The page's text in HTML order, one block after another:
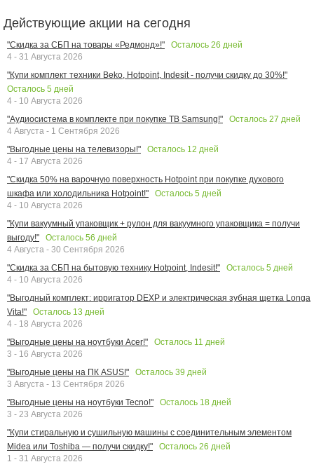
Действующие акции на сегодня
"Скидка за СБП на товары «Редмонд»!" Осталось 26 дней
4 - 31 Августа 2026
"Купи комплект техники Beko, Hotpoint, Indesit - получи скидку до 30%!"
Осталось 5 дней
4 - 10 Августа 2026
"Аудиосистема в комплекте при покупке ТВ Samsung!"
Осталось 27 дней
4 Августа - 1 Сентября 2026
"Выгодные цены на телевизоры!"
Осталось 12 дней
4 - 17 Августа 2026
"Скидка 50% на варочную поверхность Hotpoint при покупке духового
шкафа или холодильника Hotpoint!"
Осталось 5 дней
4 - 10 Августа 2026
"Купи вакуумный упаковщик + рулон для вакуумного упаковщика = получи
выгоду!"
Осталось 56 дней
4 Августа - 30 Сентября 2026
"Скидка за СБП на бытовую технику Hotpoint, Indesit!"
Осталось 5 дней
4 - 10 Августа 2026
"Выгодный комплект: ирригатор DEXP и электрическая зубная щетка Longa
Vita!"
Осталось 13 дней
4 - 18 Августа 2026
"Выгодные цены на ноутбуки Acer!"
Осталось 11 дней
3 - 16 Августа 2026
"Выгодные цены на ПК ASUS!"
Осталось 39 дней
3 Августа - 13 Сентября 2026
"Выгодные цены на ноутбуки Tecno!"
Осталось 18 дней
3 - 23 Августа 2026
"Купи стиральную и сушильную машины с соединительным элементом
Midea или Toshiba — получи скидку!"
Осталось 26 дней
1 - 31 Августа 2026